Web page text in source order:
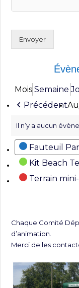
Envoyer
Mois Semaine
Précédent
Il n’y a aucun
Catégories
Fauteuil
Kit Beach
Terrain
Chaque Comité
d’animation.
Merci de les